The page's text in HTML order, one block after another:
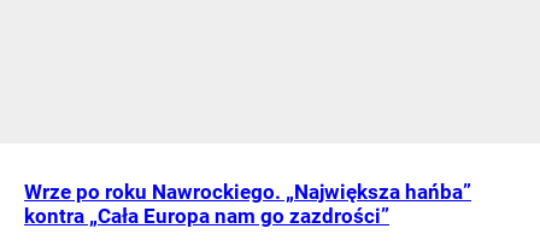
Wrze po roku Nawrockiego. „Największa hańba”
kontra „Cała Europa nam go zazdrości”